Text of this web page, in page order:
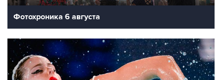
Фотохроника 6 августа